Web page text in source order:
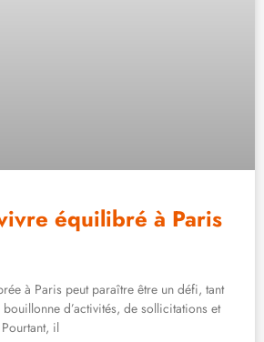
équilibré à Paris
à Paris peut paraître être un défi, tant
d’activités, de sollicitations et
il